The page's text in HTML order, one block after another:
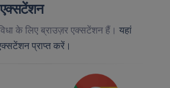
एक्सटेंशन
के लिए ब्राउज़र एक्सटेंशन हैं। यहां
प्राप्त करें।